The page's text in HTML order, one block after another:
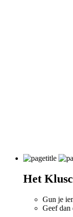
Het
Gun je
Geef dan